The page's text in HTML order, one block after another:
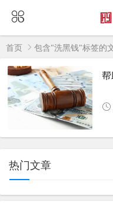
首页 包含"洗黑钱"标签的
热门文章